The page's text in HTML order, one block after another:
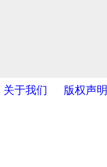
关于我们 版权声明